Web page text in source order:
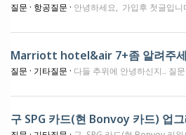
질문 · 항공질문 · 안녕하세요, 가입후 첫글입니다. ANA 로 아시아나 비지니스를 타려고 합니다. LAX->ICN 일경우 4인가족발권이 가능한가요? 여러
Marriott hotel&air 7+좀 알려주
질문 · 기타질문 · 다들 추위에 안녕하신지.. 질문있어서..제가 진짜 초보라 어리버리에 손해나는 일도 많이하고 대부분 레비뉴로 비행기표는 다 사는 편이고 호텔만 겨우 포인트로 다니는 중입니다.갈길이 멀어요.각설하고.. Marriott hotel and air 7+에 관해 자세한 설명좀 부탁 드립니다.어디서 찾아봐야 하는건지..예약은 어떻게 하는지 비행기랑은 어떻게 연결이 되있는건지.찾아봐도 무슨소린지 잘 이해가 않가서요.대부분
구 SPG 카드(현 Bonvoy 카드) 업